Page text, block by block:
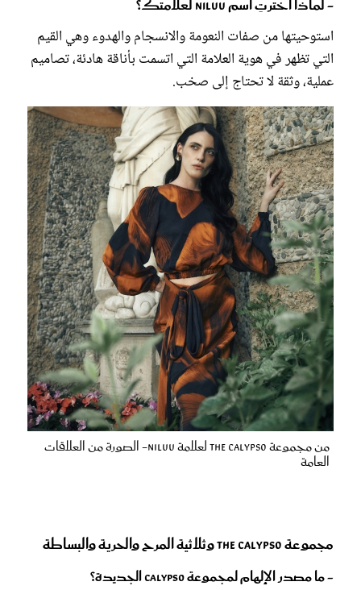
- لماذا اخترتِ اسم niLuu لعلامتك؟
استوحيتها من صفات النعومة والانسجام والهدوء وهي القيم
التي تظهر في هوية العلامة التي اتسمت بأناقة هادئة، تصاميم
عملية، وثقة لا تحتاج إلى صخب.
من مجموعة The Calypso لعلامة niLuu- الصورة من العلاقات
العامة
مجموعة The Calypso وثلاثية المرح والحرية والبساطة
- ما مصدر الإلهام لمجموعة Calypso الجديدة؟